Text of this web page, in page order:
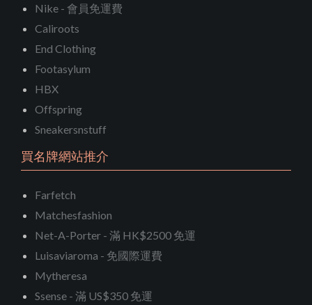
Nike - 會員免運費
Caliroots
End Clothing
Footasylum
HBX
Offspring
Sneakersnstuff
買名牌網站推介
Farfetch
Matchesfashion
Net-A-Porter - 滿 HK$2500 免運
Luisaviaroma - 免國際運費
Mytheresa
Ssense - 滿 US$350 免運